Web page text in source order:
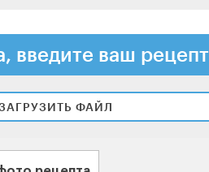
введите ваш рецепт
ФАЙЛ